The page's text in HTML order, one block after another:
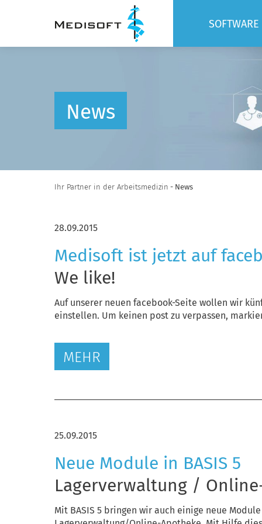
SOFTWARE
News
Ihr Partner in der Arbeitsmedizin - News
28.09.2015
Medisoft ist jetzt auf
We like!
Auf unserer neuen facebook-Seite wollen wir
einstellen. Um keinen post zu verpassen,
MEHR
25.09.2015
Neue Module in BASIS 5
Lagerverwaltung /
Mit BASIS 5 bringen wir auch einige neue